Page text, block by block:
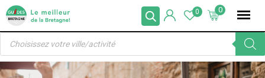
Skip
content
0
0
Recherche
produits